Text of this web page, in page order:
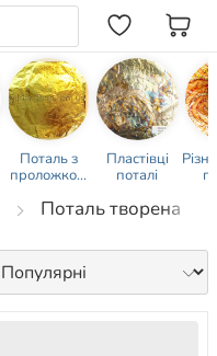
Поталь з
проложкою
Пластівці
поталі
Поталь творена